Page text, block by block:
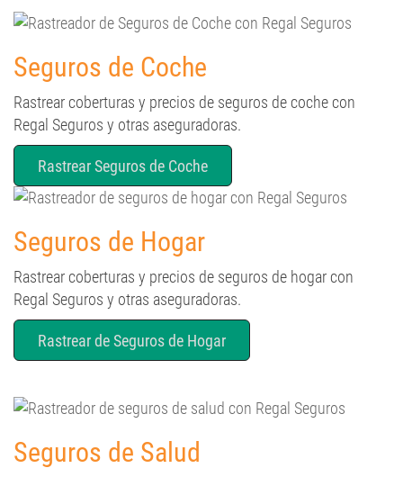
Seguros de Coche
Rastrear coberturas y precios de seguros de coche con
Regal Seguros y otras aseguradoras.
Rastrear Seguros de Coche
Seguros de Hogar
Rastrear coberturas y precios de seguros de hogar con
Regal Seguros y otras aseguradoras.
Rastrear de Seguros de Hogar
Seguros de Salud